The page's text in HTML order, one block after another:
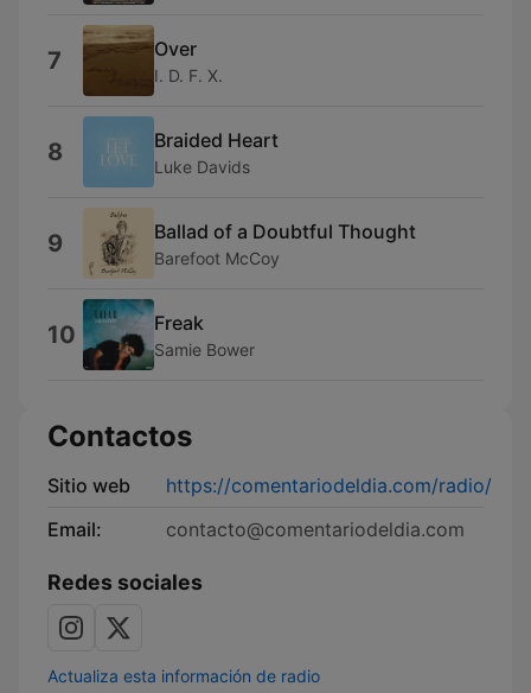
7 Over
I. D. F. X.
8 Braided Heart
Luke Davids
9 Ballad of a Doubtful Thought
Barefoot McCoy
10 Freak
Samie Bower
Contactos
Sitio web
https://comentariodeldia.com/radio/
Email:
contacto@comentariodeldia.com
Redes sociales
Actualiza esta información de radio